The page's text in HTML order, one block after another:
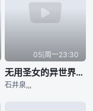
05|周一23:30
无用圣女的异世界美食之旅 凭借隐藏技能召唤露营车
石井泉,,,